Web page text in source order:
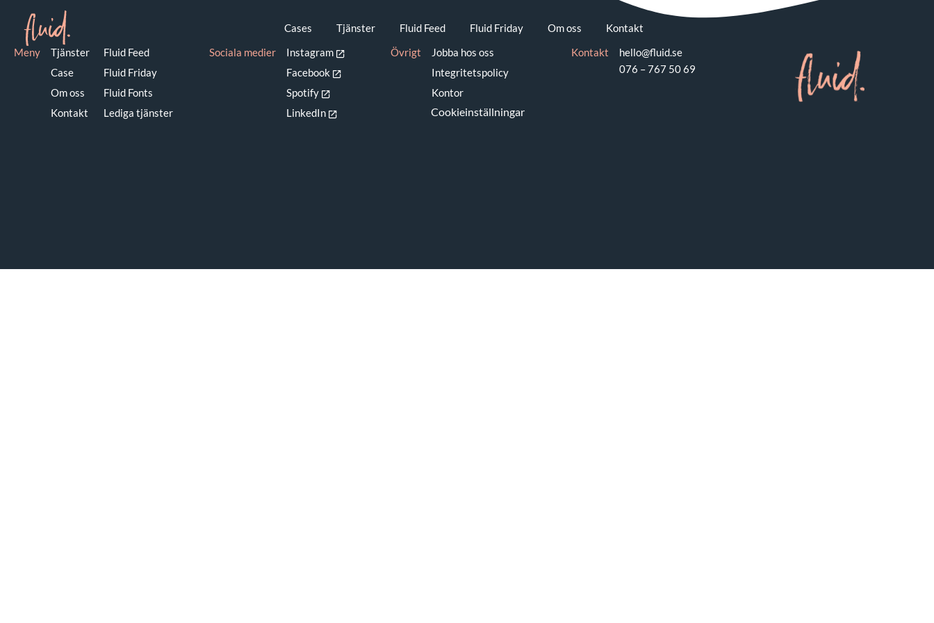
Cases Tjänster Fluid Feed Fluid Friday Om oss Kontakt
Meny
Tjänster
Case
Om oss
Kontakt
Fluid Feed
Fluid Friday
Fluid Fonts
Lediga tjänster
Sociala medier
Instagram
Facebook
Spotify
LinkedIn
Övrigt
Jobba hos oss
Integritetspolicy
Kontor
Cookieinställningar
Kontakt
hello@fluid.se
076 – 767 50 69